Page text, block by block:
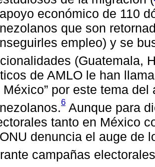
económico de 110
que son
empleo) y se
(Guatemala,
de AMLO le han
México” por este tema
6 Aunque para
tanto en México
denuncia el auge de
campañas